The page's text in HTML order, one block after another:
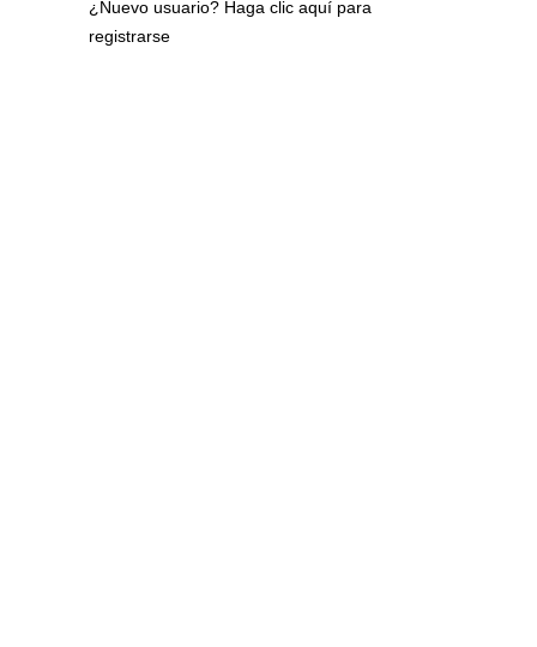
¿Nuevo usuario? Haga clic aquí para
registrarse